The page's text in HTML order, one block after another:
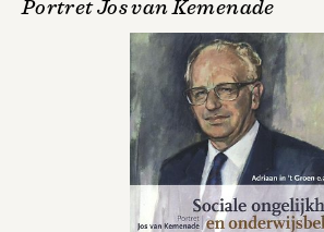
Portret Jos van Kemenade